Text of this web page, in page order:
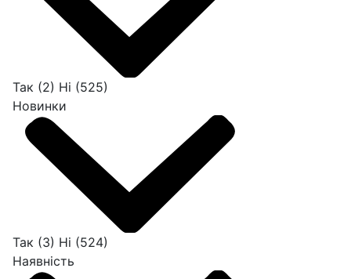
Так (2) Ні (525)
Новинки
Так (3) Ні (524)
Наявність